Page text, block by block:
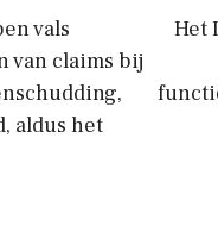
vals
van claims bij
aldus het
Het